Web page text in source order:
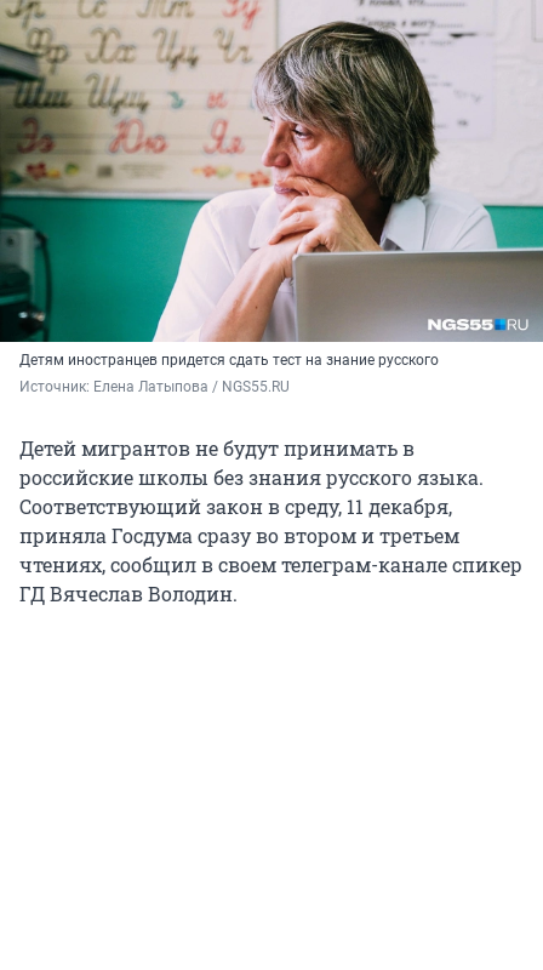
Детям иностранцев придется сдать тест на знание русского
Источник: Елена Латыпова / NGS55.RU
Детей мигрантов не будут принимать в
российские школы без знания русского языка.
Соответствующий закон в среду, 11 декабря,
приняла Госдума сразу во втором и третьем
чтениях, сообщил в своем телеграм-канале спикер
ГД Вячеслав Володин.